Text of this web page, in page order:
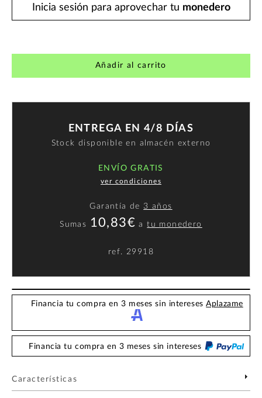
Inicia sesión para aprovechar tu monedero
Añadir al carrito
ENTREGA EN 4/8 DÍAS
Stock disponible en almacén externo
ENVÍO GRATIS
ver condiciones
Garantía de 3 años
Sumas 10,83€ atu monedero
ref. 29918
Financia tu compra en 3 meses sin interesesAplazame
Financia tu compra en 3 meses sin intereses
Características